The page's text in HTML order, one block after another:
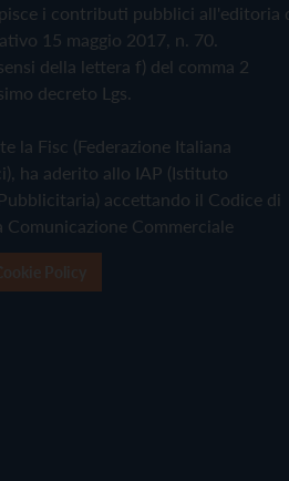
i contributi pubblici all'editoria
15 maggio 2017, n. 70.
della lettera f) del comma 2
decreto Lgs.
la Fisc (Federazione Italiana
ha aderito allo IAP (Istituto
accettando il Codice di
Commerciale